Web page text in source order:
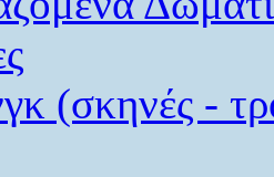
(σκηνές -